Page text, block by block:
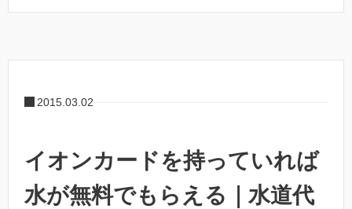
2015.03.02
イオンカードを持っていれば
水が無料でもらえる｜水道代